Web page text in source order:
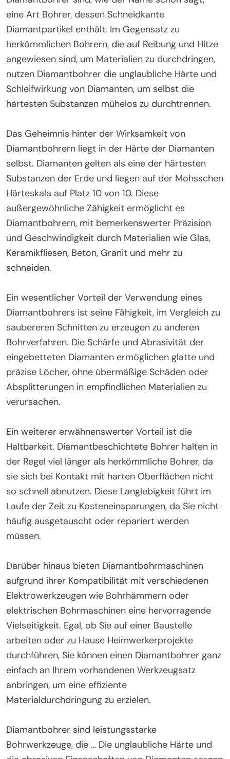
eine Art Bohrer, dessen Schneidkante
Diamantpartikel enthält. Im Gegensatz zu
herkömmlichen Bohrern, die auf Reibung und Hitze
angewiesen sind, um Materialien zu durchdringen,
nutzen Diamantbohrer die unglaubliche Härte und
Schleifwirkung von Diamanten, um selbst die
härtesten Substanzen mühelos zu durchtrennen.
Das Geheimnis hinter der Wirksamkeit von
Diamantbohrern liegt in der Härte der Diamanten
selbst. Diamanten gelten als eine der härtesten
Substanzen der Erde und liegen auf der Mohsschen
Härteskala auf Platz 10 von 10. Diese
außergewöhnliche Zähigkeit ermöglicht es
Diamantbohrern, mit bemerkenswerter Präzision
und Geschwindigkeit durch Materialien wie Glas,
Keramikfliesen, Beton, Granit und mehr zu
schneiden.
Ein wesentlicher Vorteil der Verwendung eines
Diamantbohrers ist seine Fähigkeit, im Vergleich zu
saubereren Schnitten zu erzeugen zu anderen
Bohrverfahren. Die Schärfe und Abrasivität der
eingebetteten Diamanten ermöglichen glatte und
präzise Löcher, ohne übermäßige Schäden oder
Absplitterungen in empfindlichen Materialien zu
verursachen.
Ein weiterer erwähnenswerter Vorteil ist die
Haltbarkeit. Diamantbeschichtete Bohrer halten in
der Regel viel länger als herkömmliche Bohrer, da
sie sich bei Kontakt mit harten Oberflächen nicht
so schnell abnutzen. Diese Langlebigkeit führt im
Laufe der Zeit zu Kosteneinsparungen, da Sie nicht
häufig ausgetauscht oder repariert werden
müssen.
Darüber hinaus bieten Diamantbohrmaschinen
aufgrund ihrer Kompatibilität mit verschiedenen
Elektrowerkzeugen wie Bohrhämmern oder
elektrischen Bohrmaschinen eine hervorragende
Vielseitigkeit. Egal, ob Sie auf einer Baustelle
arbeiten oder zu Hause Heimwerkerprojekte
durchführen, Sie können einen Diamantbohrer ganz
einfach an Ihrem vorhandenen Werkzeugsatz
anbringen, um eine effiziente
Materialdurchdringung zu erzielen.
Diamantbohrer sind leistungsstarke
Bohrwerkzeuge, die … Die unglaubliche Härte und